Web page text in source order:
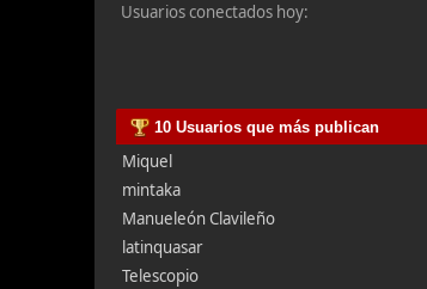
Usuarios conectados hoy:
10 Usuarios que más publican
Miquel
mintaka
Manueleón Clavileño
latinquasar
Telescopio